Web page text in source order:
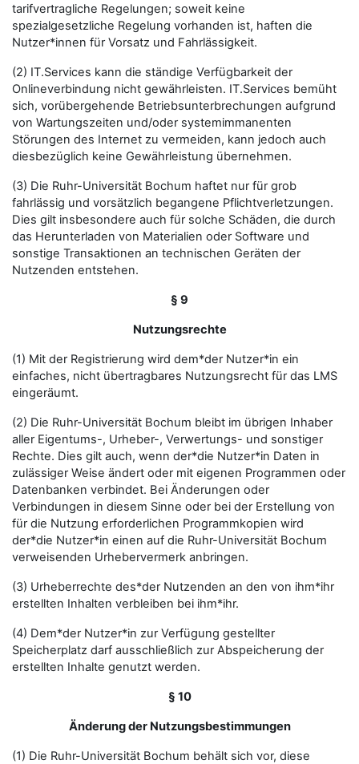
tarifvertragliche Regelungen; soweit keine
spezialgesetzliche Regelung vorhanden ist, haften die
Nutzer*innen für Vorsatz und Fahrlässigkeit.
(2) IT.Services kann die ständige Verfügbarkeit der
Onlineverbindung nicht gewährleisten. IT.Services bemüht
sich, vorübergehende Betriebsunterbrechungen aufgrund
von Wartungszeiten und/oder systemimmanenten
Störungen des Internet zu vermeiden, kann jedoch auch
diesbezüglich keine Gewährleistung übernehmen.
(3) Die Ruhr-Universität Bochum haftet nur für grob
fahrlässig und vorsätzlich begangene Pflichtverletzungen.
Dies gilt insbesondere auch für solche Schäden, die durch
das Herunterladen von Materialien oder Software und
sonstige Transaktionen an technischen Geräten der
Nutzenden entstehen.
§ 9
Nutzungsrechte
(1) Mit der Registrierung wird dem*der Nutzer*in ein
einfaches, nicht übertragbares Nutzungsrecht für das LMS
eingeräumt.
(2) Die Ruhr-Universität Bochum bleibt im übrigen Inhaber
aller Eigentums-, Urheber-, Verwertungs- und sonstiger
Rechte. Dies gilt auch, wenn der*die Nutzer*in Daten in
zulässiger Weise ändert oder mit eigenen Programmen oder
Datenbanken verbindet. Bei Änderungen oder
Verbindungen in diesem Sinne oder bei der Erstellung von
für die Nutzung erforderlichen Programmkopien wird
der*die Nutzer*in einen auf die Ruhr-Universität Bochum
verweisenden Urhebervermerk anbringen.
(3) Urheberrechte des*der Nutzenden an den von ihm*ihr
erstellten Inhalten verbleiben bei ihm*ihr.
(4) Dem*der Nutzer*in zur Verfügung gestellter
Speicherplatz darf ausschließlich zur Abspeicherung der
erstellten Inhalte genutzt werden.
§ 10
Änderung der Nutzungsbestimmungen
(1) Die Ruhr-Universität Bochum behält sich vor, diese